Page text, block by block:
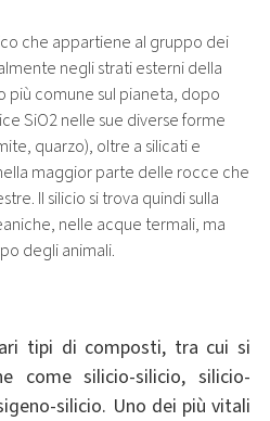
che appartiene al gruppo dei
negli strati esterni della
più comune sul pianeta, dopo
SiO2 nelle sue diverse forme
quarzo), oltre a silicati e
maggior parte delle rocce che
Il silicio si trova quindi sulla
nelle acque termali, ma
degli animali.
tipi di composti, tra cui si
come silicio-silicio, silicio-
silicio. Uno dei più vitali